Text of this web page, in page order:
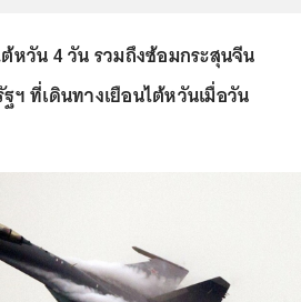
หวัน 4 วัน รวมถึงซ้อมกระสุนจีน
ฯ ที่เดินทางเยือนไต้หวันเมื่อวัน